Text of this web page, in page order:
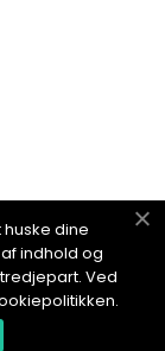
dine
indhold og
Ved